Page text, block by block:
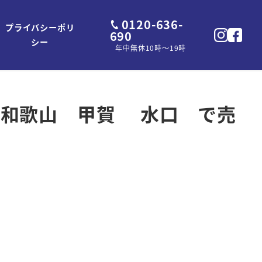
プライバシーポリ
シー
0120-636-
690
年中無休10時～19時
歌山 甲賀 水口 で売